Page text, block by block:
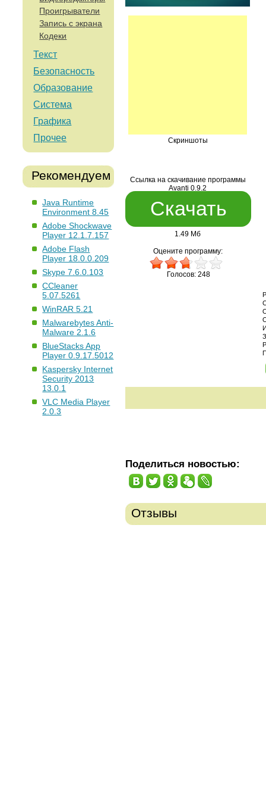
Проигрыватели
Запись с экрана
Кодеки
Текст
Безопасность
Образование
Система
Графика
Прочее
Рекомендуем
Java Runtime
Environment 8.45
Adobe Shockwave
Player 12.1.7.157
Adobe Flash
Player 18.0.0.209
Skype 7.6.0.103
CCleaner
5.07.5261
WinRAR 5.21
Malwarebytes Anti-
Malware 2.1.6
BlueStacks App
Player 0.9.17.5012
Kaspersky Internet
Security 2013
13.0.1
VLC Media Player
2.0.3
Скриншоты
Ссылка на скачивание программы
Avanti 0.9.2
Скачать
1.49 Мб
Оцените программу:
Голосов: 248
Поделиться новостью:
Отзывы